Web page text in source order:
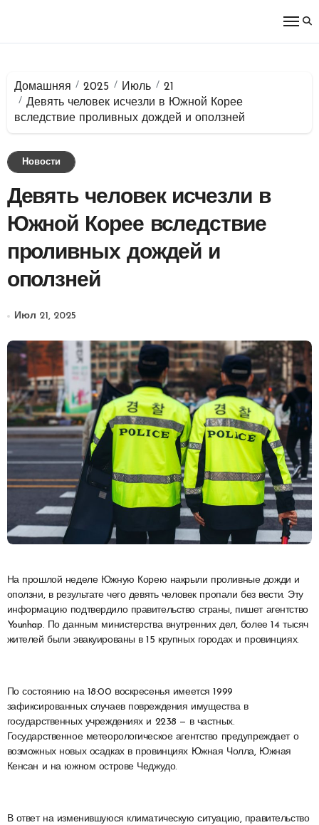
Домашняя 2025 Июль
21
Девять человек исчезли в Южной Корее
вследствие проливных дождей и оползней
Новости
Девять человек исчезли в
Южной Корее вследствие
проливных дождей и
оползней
Июл 21, 2025
На прошлой неделе Южную Корею накрыли проливные дожди и
оползни, в результате чего девять человек пропали без вести. Эту
информацию подтвердило правительство страны, пишет агентство
Younhap. По данным министерства внутренних дел, более 14 тысяч
жителей были эвакуированы в 15 крупных городах и провинциях.
По состоянию на 18:00 воскресенья имеется 1999
зафиксированных случаев повреждения имущества в
государственных учреждениях и 2238 — в частных.
Государственное метеорологическое агентство предупреждает о
возможных новых осадках в провинциях Южная Чолла, Южная
Кенсан и на южном острове Чеджудо.
В ответ на изменившуюся климатическую ситуацию, правительство